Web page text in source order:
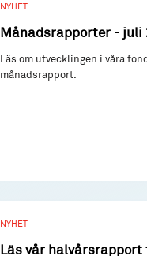
NYHET
Månadsrapporter - juli
Läs om utvecklingen i våra
månadsrapport.
NYHET
Läs vår halvårsrapport